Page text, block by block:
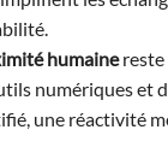
humainereste
numériques et
une réactivité